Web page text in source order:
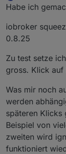
Offline
Habe ich
iobroker
0.8.25
Zu test setze
gross. Klick auf
Was mir noch
werden
späteren Klicks
Beispiel von
zweiten wird
funktioniert